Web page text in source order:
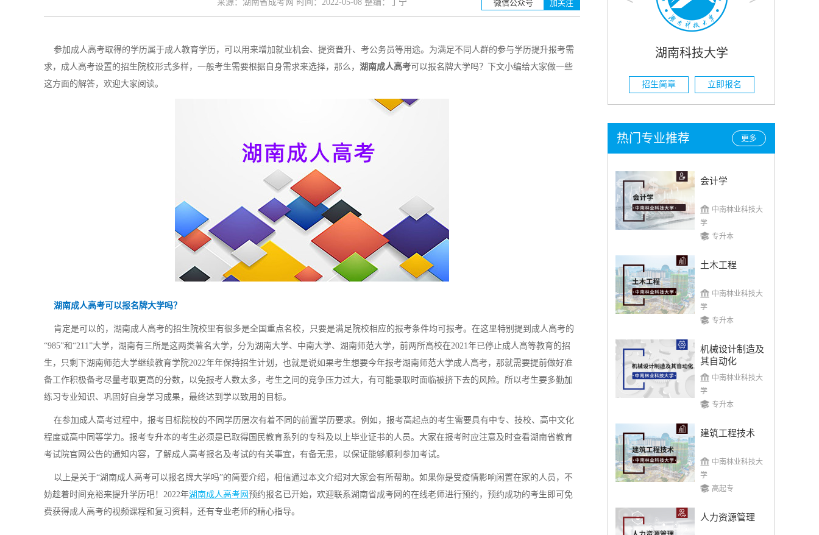
来源：湖南省成考网 时间：2022-05-08 整编：丁宁 微信公众号 加关注
参加成人高考取得的学历属于成人教育学历，可以用来增加就业机会、提资晋升、考公务员等用途。为满足不同人群的参与学历提升报考需
求，成人高考设置的招生院校形式多样，一般考生需要根据自身需求来选择，那么， 湖南成人高考可以报名牌大学吗？下文小编给大家做一些
这方面的解答，欢迎大家阅读。
湖南成人高考可以报名牌大学吗？
肯定是可以的，湖南成人高考的招生院校里有很多是全国重点名校，只要是满足院校相应的报考条件均可报考。在这里特别提到成人高考的
“985”和“211”大学，湖南有三所是这两类著名大学，分为湖南大学、中南大学、湖南师范大学，前两所高校在2021年已停止成人高等教育的招
生，只剩下湖南师范大学继续教育学院2022年年保持招生计划，也就是说如果考生想要今年报考湖南师范大学成人高考，那就需要提前做好准
备工作积极备考尽量考取更高的分数，以免报考人数太多，考生之间的竞争压力过大，有可能录取时面临被挤下去的风险。所以考生要多勤加
练习专业知识、巩固好自身学习成果，最终达到学以致用的目标。
在参加成人高考过程中，报考目标院校的不同学历层次有着不同的前置学历要求。例如，报考高起点的考生需要具有中专、技校、高中文化
程度或高中同等学力。报考专升本的考生必须是已取得国民教育系列的专科及以上毕业证书的人员。大家在报考时应注意及时查看湖南省教育
考试院官网公告的通知内容，了解成人高考报名及考试的有关事宜，有备无患，以保证能够顺利参加考试。
以上是关于“湖南成人高考可以报名牌大学吗”的简要介绍，相信通过本文介绍对大家会有所帮助。如果你是受疫情影响闲置在家的人员，不
妨趁着时间充裕来提升学历吧！2022年湖南成人高考网 预约报名已开始，欢迎联系湖南省成考网的在线老师进行预约，预约成功的考生即可免
费获得成人高考的视频课程和复习资料，还有专业老师的精心指导。
湖南工业大学 湖南科技大学 湖南农业大学
招生简章 立即报名
更多
热门专业推荐
会计学
中南林业科技大
学
专升本
土木工程
中南林业科技大
学
专升本
机械设计制造及
其自动化
中南林业科技大
学
专升本
建筑工程技术
中南林业科技大
学
高起专
人力资源管理